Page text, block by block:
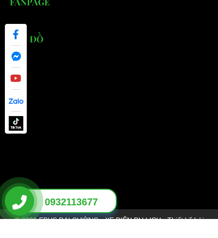
BẢN ĐỒ
© 2026 EBUS ĐẠI CƯỜNG - XE ĐIỆN DU LỊCH - Thiết kế bởi
0932113677